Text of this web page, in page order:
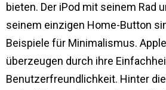
bieten. Der iPod mit seinem Rad
seinem einzigen Home-Button
Beispiele für Minimalismus.
überzeugen durch ihre
Benutzerfreundlichkeit. Hinter